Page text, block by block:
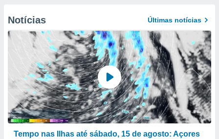
Notícias Últimas notícias
Tempo nas Ilhas até sábado, 15 de agosto: Açores